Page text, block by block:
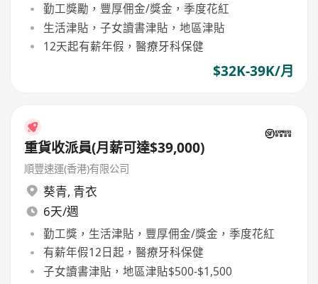
勤工獎勵，豐厚佣金/獎金，季度花紅
生活津貼，子女讀書津貼，地區津貼
12天起有薪年假，醫療牙科保健
$32K-39K/月
重貨收派員(月薪可達$39,000)
順豐速運(香港)有限公司
葵青, 青衣
6天/週
勤工獎，生活津貼，豐厚佣金/獎金，季度花紅
有薪年假12日起，醫療牙科保健
子女讀書津貼，地區津貼$500-$1,500